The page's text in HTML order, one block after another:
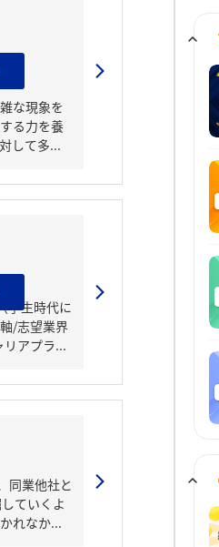
な現象を
る力を養
して多...
学生時代に
/志望業界
アプラ...
同業他社と
ていくよ
れなか...